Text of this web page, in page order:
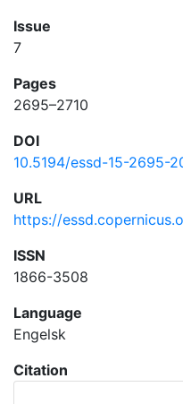
Issue
7
Pages
2695–2710
DOI
10.5194/essd-15-2695-
URL
https://
ISSN
1866-3508
Language
Engelsk
Citation